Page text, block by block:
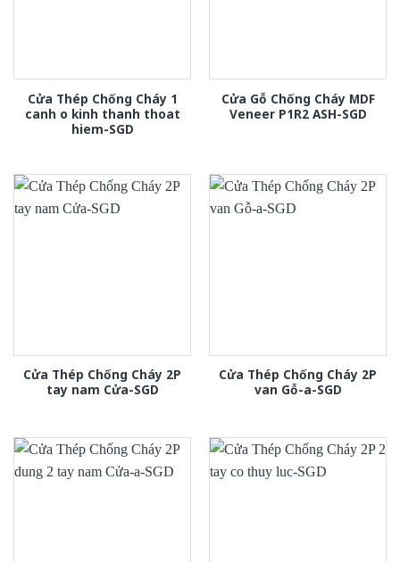
Cửa Thép Chống Cháy 1
canh o kinh thanh thoat
hiem-SGD
Cửa Gỗ Chống Cháy MDF
Veneer P1R2 ASH-SGD
Cửa Thép Chống Cháy 2P
tay nam Cửa-SGD
Cửa Thép Chống Cháy 2P
van Gỗ-a-SGD